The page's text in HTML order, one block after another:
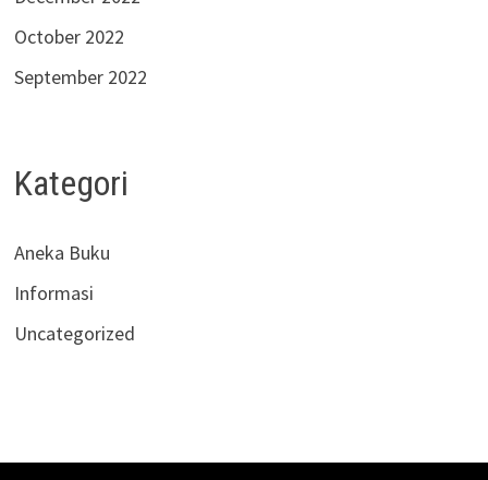
October 2022
September 2022
Kategori
Aneka Buku
Informasi
Uncategorized